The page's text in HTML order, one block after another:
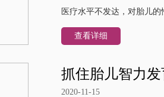
医疗水平不发达，对胎儿
查看详细
抓住胎儿智力
2020-11-15